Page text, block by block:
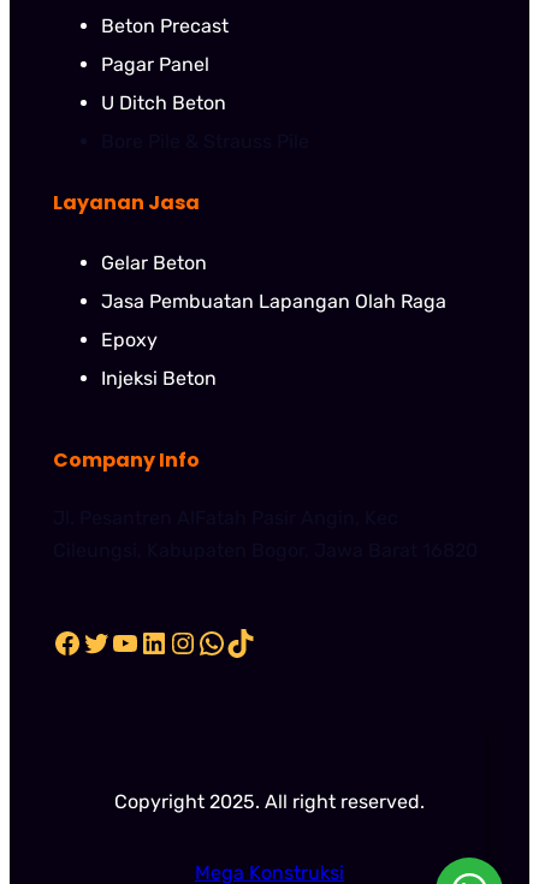
Beton Precast
Pagar Panel
U Ditch Beton
Layanan Jasa
Gelar Beton
Jasa Pembuatan Lapangan Olah Raga
Epoxy
Injeksi Beton
Company Info
Facebook Twitter YouTube LinkedIn Instagram WhatsApp TikTok
Copyright 2025. All right reserved.
Mega Konstruksi